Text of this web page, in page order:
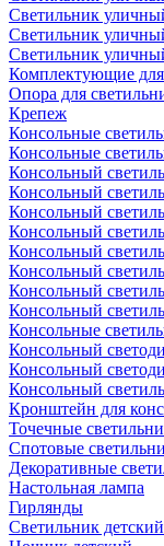
Светильник
Светильник
Cветильник
Комплектующие
Опора для
Крепеж
Консольные
Консольные
Консольный
Консольный
Консольный
Консольный
Консольный
Консольный
Консольный
Консольный
Консольные
Консольный
Консольный
Консольный
Кронштейн для
Точечные
Спотовые
Декоративные
Настольная лампа
Гирлянды
Светильник детский